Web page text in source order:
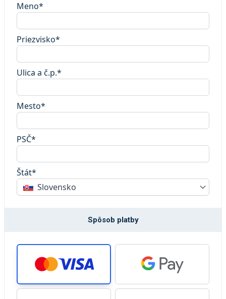
Meno*
Priezvisko*
Ulica a č.p.*
Mesto*
PSČ*
Štát*
Slovensko
Spôsob platby